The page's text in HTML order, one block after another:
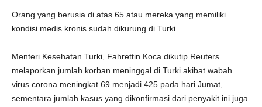
Orang yang berusia di atas 65 atau mereka yang memiliki
kondisi medis kronis sudah dikurung di Turki.
Menteri Kesehatan Turki, Fahrettin Koca dikutip Reuters
melaporkan jumlah korban meninggal di Turki akibat wabah
virus corona meningkat 69 menjadi 425 pada hari Jumat,
sementara jumlah kasus yang dikonfirmasi dari penyakit ini juga